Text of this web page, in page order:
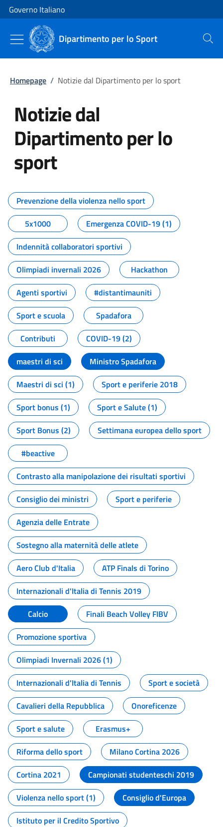
Vai al contenuto
Vai alla navigazione del sito
Governo Italiano
Dipartimento per lo Sport Cerca
Homepage / Notizie dal Dipartimento per lo sport
Notizie dal
Dipartimento per lo
sport
Tutti i contenuti della pagina
Prevenzione della violenza nello sport
5x1000
Emergenza COVID-19 (1)
Indennità collaboratori sportivi
Olimpiadi invernali 2026
Hackathon
Agenti sportivi
#distantimauniti
Sport e scuola
Spadafora
Contributi
COVID-19 (2)
maestri di sci
Ministro Spadafora
Maestri di sci (1)
Sport e periferie 2018
Sport bonus (1)
Sport e Salute (1)
Sport Bonus (2)
Settimana europea dello sport
#beactive
Contrasto alla manipolazione dei risultati sportivi
Consiglio dei ministri
Sport e periferie
Agenzia delle Entrate
Sostegno alla maternità delle atlete
Aero Club d'Italia
ATP Finals di Torino
Internazionali d'Italia di Tennis 2019
Calcio
Finali Beach Volley FIBV
Promozione sportiva
Olimpiadi Invernali 2026 (1)
Internazionali d'Italia di Tennis
Sport e società
Cavalieri della Repubblica
Onoreficenze
Sport e salute
Erasmus+
Riforma dello sport
Milano Cortina 2026
Cortina 2021
Campionati studenteschi 2019
Violenza nello sport (1)
Consiglio d'Europa
Istituto per il Credito Sportivo